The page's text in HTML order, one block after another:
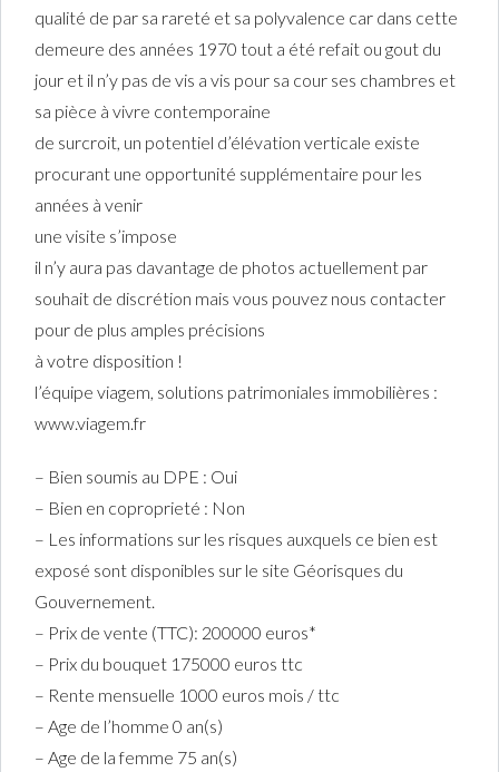
qualité de par sa rareté et sa polyvalence car dans cette
demeure des années 1970 tout a été refait ou gout du
jour et il n’y pas de vis a vis pour sa cour ses chambres et
sa pièce à vivre contemporaine
de surcroit, un potentiel d’élévation verticale existe
procurant une opportunité supplémentaire pour les
années à venir
une visite s’impose
il n’y aura pas davantage de photos actuellement par
souhait de discrétion mais vous pouvez nous contacter
pour de plus amples précisions
à votre disposition !
l’équipe viagem, solutions patrimoniales immobilières :
www.viagem.fr
– Bien soumis au DPE : Oui
– Bien en coproprieté : Non
– Les informations sur les risques auxquels ce bien est
exposé sont disponibles sur le site Géorisques du
Gouvernement.
– Prix de vente (TTC): 200000 euros*
– Prix du bouquet 175000 euros ttc
– Rente mensuelle 1000 euros mois / ttc
– Age de l’homme 0 an(s)
– Age de la femme 75 an(s)